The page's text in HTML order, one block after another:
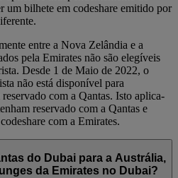
um bilhete em codeshare emitido por
entre a Nova Zelândia e a
pela Emirates não são elegíveis
Desde 1 de Maio de 2022, o
não está disponível para
com a Qantas. Isto aplica-
reservado com a Qantas e
com a Emirates.
do Dubai para a Austrália,
da Emirates no Dubai?